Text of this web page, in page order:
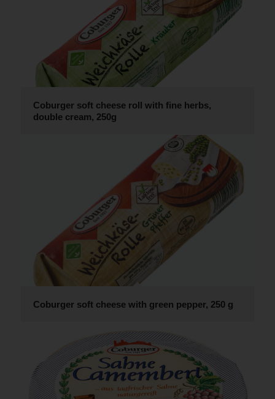
Coburger soft cheese roll with fine herbs,
double cream, 250g
Coburger soft cheese with green pepper, 250 g